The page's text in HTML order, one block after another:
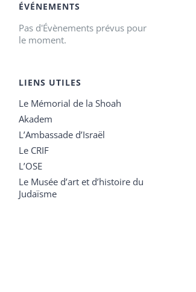
ÉVÉNEMENTS
Pas d'Évènements prévus pour
le moment.
LIENS UTILES
Le Mémorial de la Shoah
Akadem
L’Ambassade d’Israël
Le CRIF
L’OSE
Le Musée d’art et d’histoire du
Judaïsme